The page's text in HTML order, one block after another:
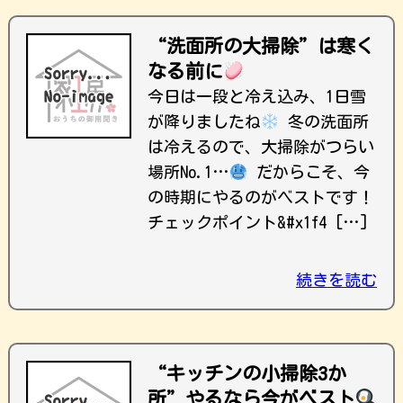
“洗面所の大掃除”は寒く
なる前に
今日は一段と冷え込み、1日雪
が降りましたね
冬の洗面所
は冷えるので、大掃除がつらい
場所No.1…
だからこそ、今
の時期にやるのがベストです！
チェックポイント&#x1f4 […]
続きを読む
“キッチンの小掃除3か
所”やるなら今がベスト